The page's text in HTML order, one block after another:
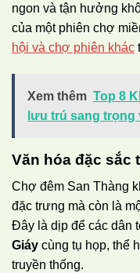
ngon và tận hưởng
của một phiên chợ
hội và chợ phiên khác
Xem thêm Top 8
lưu trú sang trọng
Văn hóa đặc sắc
Chợ đêm San Thàng
đặc trưng mà còn là
Đây là dịp để các dân
Giáy cùng tụ họp, thể
truyền thống.